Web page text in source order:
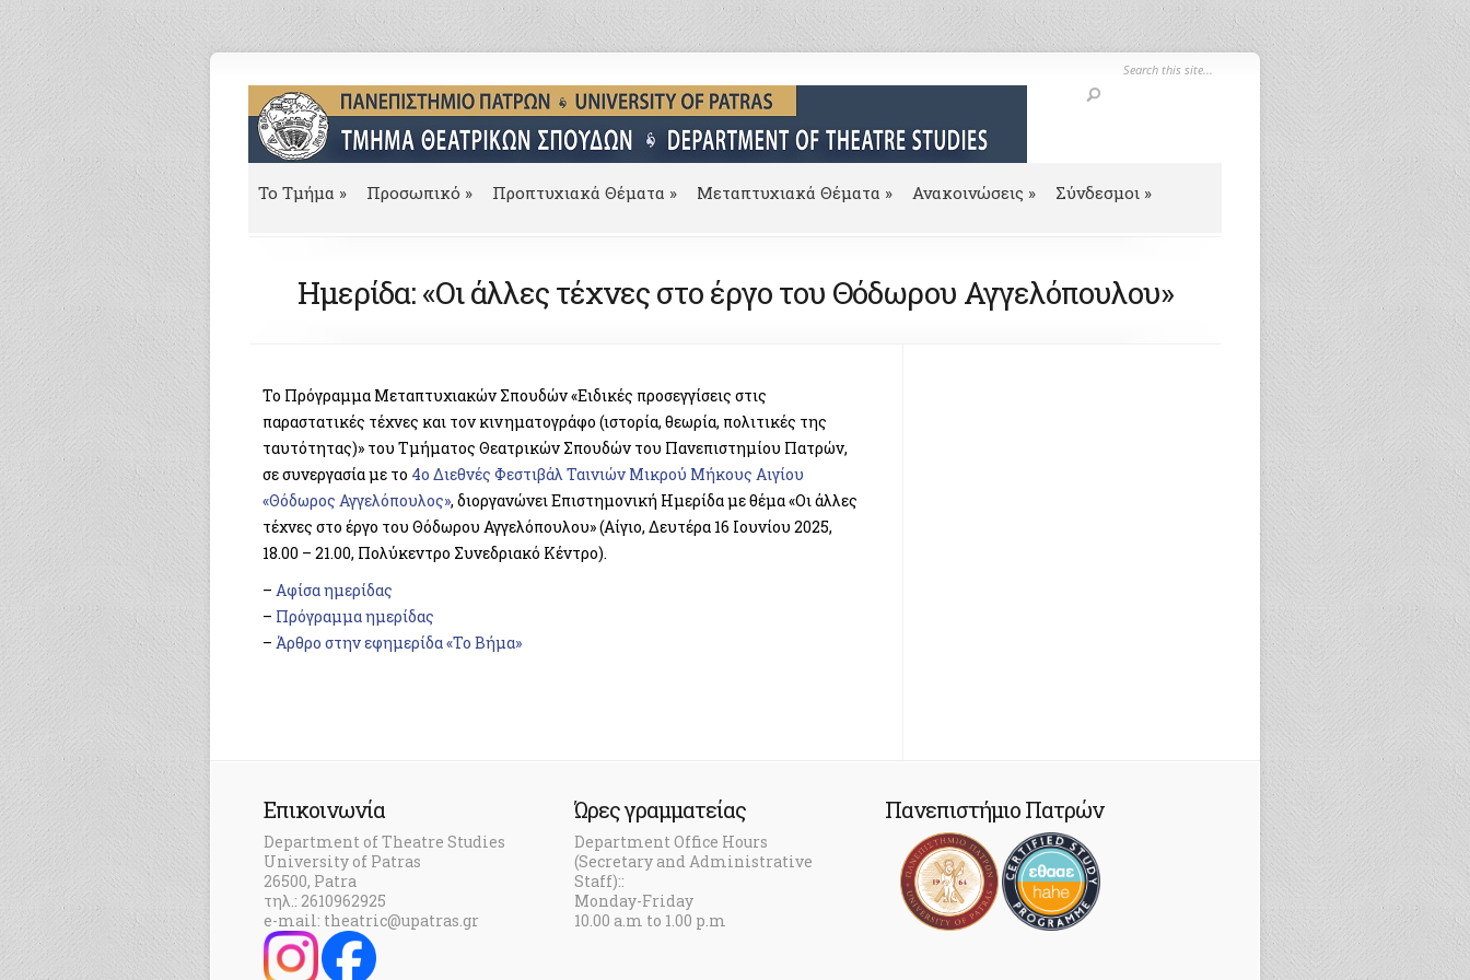
To Τμήμα » Προσωπικό » Προπτυχιακά Θέματα » Μεταπτυχιακά Θέματα » Ανακοινώσεις » Σύνδεσμοι »
Ημερίδα: «Οι άλλες τέχνες στο έργο του Θόδωρου Αγγελόπουλου»
Το Πρόγραμμα Μεταπτυχιακών Σπουδών «Ειδικές προσεγγίσεις στις
παραστατικές τέχνες και τον κινηματογράφο (ιστορία, θεωρία, πολιτικές της
ταυτότητας)» του Τμήματος Θεατρικών Σπουδών του Πανεπιστημίου Πατρών,
σε συνεργασία με το 4ο Διεθνές Φεστιβάλ Ταινιών Μικρού Μήκους Αιγίου
«Θόδωρος Αγγελόπουλος», διοργανώνει Επιστημονική Ημερίδα με θέμα «Οι άλλες
τέχνες στο έργο του Θόδωρου Αγγελόπουλου» (Αίγιο, Δευτέρα 16 Ιουνίου 2025,
18.00 – 21.00, Πολύκεντρο Συνεδριακό Κέντρο).
– Αφίσα ημερίδας
– Πρόγραμμα ημερίδας
– Άρθρο στην εφημερίδα «Το Βήμα»
Επικοινωνία
Department of Theatre Studies
University of Patras
26500, Patra
τηλ.: 2610962925
e-mail: theatric@upatras.gr
Ώρες γραμματείας
Department Office Hours
(Secretary and Administrative
Staff)::
Monday-Friday
10.00 a.m to 1.00 p.m
Πανεπιστήμιο Πατρών